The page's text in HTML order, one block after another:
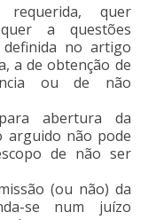
quer
a questões
definida no artigo
a de obtenção de
ou de não
abertura da
arguido não pode
de não ser
(ou não) da
se num juízo